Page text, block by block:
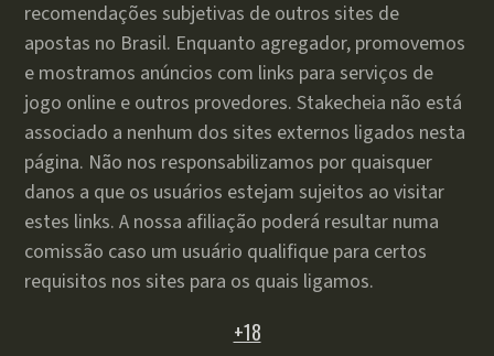
recomendações subjetivas de outros sites de
apostas no Brasil. Enquanto agregador, promovemos
e mostramos anúncios com links para serviços de
jogo online e outros provedores. Stakecheia não está
associado a nenhum dos sites externos ligados nesta
página. Não nos responsabilizamos por quaisquer
danos a que os usuários estejam sujeitos ao visitar
estes links. A nossa afiliação poderá resultar numa
comissão caso um usuário qualifique para certos
requisitos nos sites para os quais ligamos.
+18